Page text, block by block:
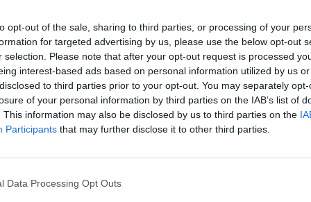
opt-out of the sale, sharing to third parties, or processing of your
for targeted advertising by us, please use the below opt-out
selection. Please note that after your opt-out request is processed
interest-based ads based on personal information utilized by us
to third parties prior to your opt-out. You may separately
of your personal information by third parties on the IAB’s list of
This information may also be disclosed by us to third parties on the
Participants that may further disclose it to other third parties.
Data Processing Opt Outs
στην ομάδα, ζούσε γι’ αυτή, υπήρχαν
για να βρεθούν κοντά στην ομάδα και η
μεγάλη. Γρήγορα η ομάδα «ξέφυγε» από τα
όλης της Αιτωλοακαρνανίας. Αγαπήθηκε
μαζί της».
διαδρομή;
ήταν όλα στον Παναιτωλικό. Ξεκίνησα από
Α’ τοπικό, Β’ Εθνική και Α΄ Εθνική».